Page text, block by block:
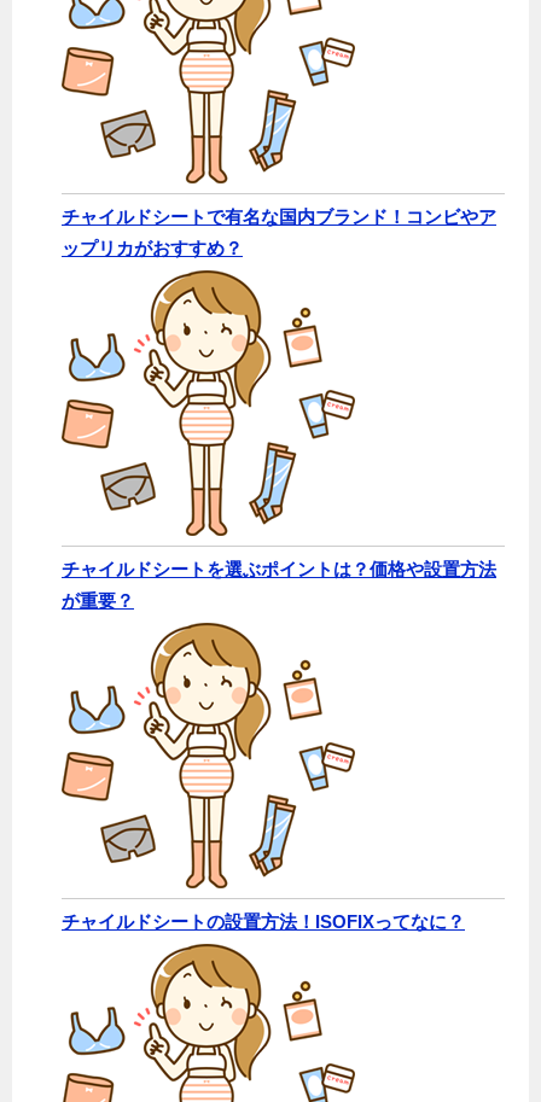
チャイルドシートで有名な国内ブランド！コンビやア
ップリカがおすすめ？
チャイルドシートを選ぶポイントは？価格や設置方法
が重要？
チャイルドシートの設置方法！ISOFIXってなに？